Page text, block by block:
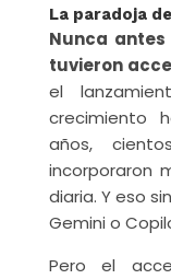
La paradoja
Nunca
tuvieron
el
crecimiento
años,
incorporaron
diaria. Y eso
Gemini o
Pero el